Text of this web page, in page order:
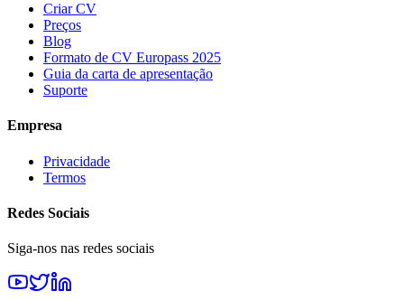
Criar CV
Preços
Blog
Formato de CV Europass 2025
Guia da carta de apresentação
Suporte
Empresa
Privacidade
Termos
Redes Sociais
Siga-nos nas redes sociais